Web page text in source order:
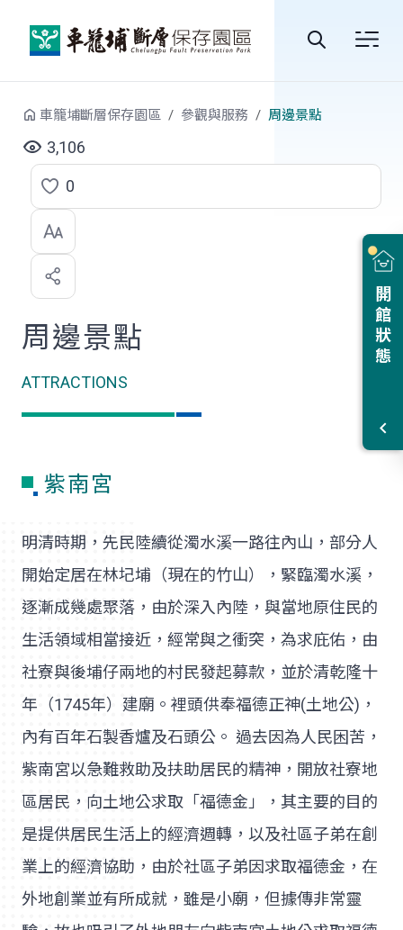
站
尋
開館狀態
車籠埔斷層保存園區 參觀與服務 周邊景點
3,106
點
選
喜
歡
0
周邊景點
ATTRACTIONS
紫南宮
明清時期，先民陸續從濁水溪一路往內山，部分人
開始定居在林圮埔（現在的竹山），緊臨濁水溪，
逐漸成幾處聚落，由於深入內陸，與當地原住民的
生活領域相當接近，經常與之衝突，為求庇佑，由
社寮與後埔仔兩地的村民發起募款，並於清乾隆十
年（1745年）建廟。裡頭供奉福德正神(土地公)，
內有百年石製香爐及石頭公。 過去因為人民困苦，
紫南宮以急難救助及扶助居民的精神，開放社寮地
區居民，向土地公求取「福德金」，其主要的目的
是提供居民生活上的經濟週轉，以及社區子弟在創
業上的經濟協助，由於社區子弟因求取福德金，在
外地創業並有所成就，雖是小廟，但據傳非常靈